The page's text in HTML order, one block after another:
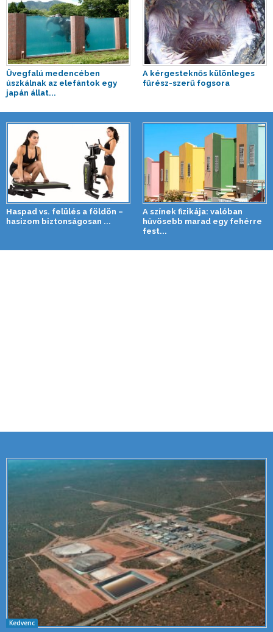
Üvegfalú medencében
úszkálnak az elefántok egy
japán állat...
A kérgesteknős különleges
fűrész-szerű fogsora
Haspad vs. felülés a földön –
hasizom biztonságosan ...
A színek fizikája: valóban
hűvösebb marad egy fehérre
fest...
Kedvenc